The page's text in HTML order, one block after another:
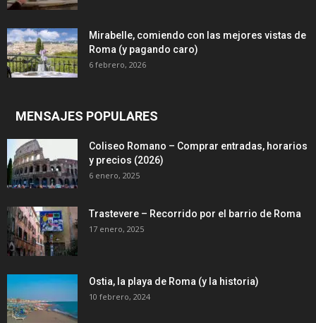
Mirabelle, comiendo con las mejores vistas de
Roma (y pagando caro)
6 febrero, 2026
MENSAJES POPULARES
Coliseo Romano – Comprar entradas, horarios
y precios (2026)
6 enero, 2025
Trastevere – Recorrido por el barrio de Roma
17 enero, 2025
Ostia, la playa de Roma (y la historia)
10 febrero, 2024